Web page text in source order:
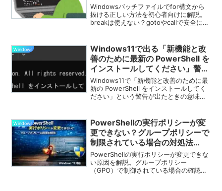
Windowsバッチファイルでfor構文から
抜ける正しい方法を初心者向けに解説。
breakは使えない？gotoやcallで安全にル
Windows
Windows11で出る「新機能と改
善のために最新の PowerShell を
インストールしてください」警告
の意味と安全な対処法
Windows11で「新機能と改善のために最
新の PowerShell をインストールしてく
ださい」という警告が出たときの意味と
（MSI・Store・winget）や、メッセージ
を回避する設定方法まで初心者向けにま
とめました。
Windows
PowerShellの実行ポリシーが変
更できない？グループポリシーで
制限されている場合の対処法
【Windows 11対応】
PowerShellの実行ポリシーが変更できな
い原因を解説。グループポリシー
（GPO）で制御されている場合の確認方